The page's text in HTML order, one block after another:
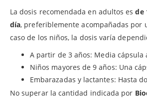
La dosis recomendada en adultos esde
día, preferiblemente acompañadas por
caso de los niños, la dosis varía
A partir de 3 años: Media cápsula
Niños mayores de 9 años: Una
Embarazadas y lactantes: Hasta
No superar la cantidad indicada por